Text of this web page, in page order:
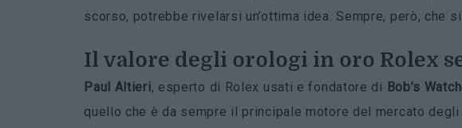
scorso, potrebbe rivelarsi un’ottima idea. Sempre, però, che
Il valore degli orologi in oro Rolex
Paul Altieri, esperto di Rolex usati e fondatore di Bob’s
quello che è da sempre il principale motore del mercato